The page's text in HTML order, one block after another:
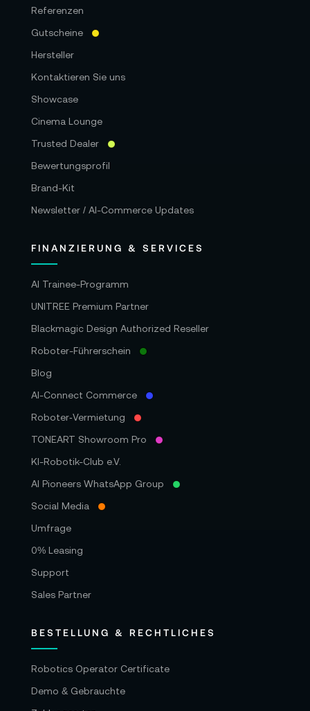
Referenzen
Gutscheine
Hersteller
Kontaktieren Sie uns
Showcase
Cinema Lounge
Trusted Dealer
Bewertungsprofil
Brand-Kit
Newsletter / AI-Commerce Updates
FINANZIERUNG & SERVICES
AI Trainee-Programm
UNITREE Premium Partner
Blackmagic Design Authorized Reseller
Roboter-Führerschein
Blog
AI-Connect Commerce
Roboter‑Vermietung
TONEART Showroom Pro
KI-Robotik-Club e.V.
AI Pioneers WhatsApp Group
Social Media
Umfrage
0% Leasing
Support
Sales Partner
BESTELLUNG & RECHTLICHES
Robotics Operator Certificate
Demo & Gebrauchte